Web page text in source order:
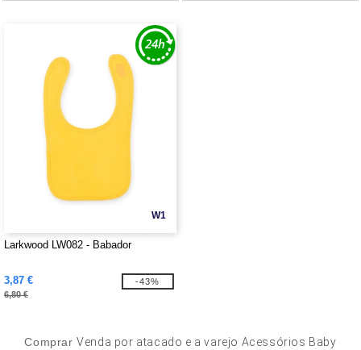
W1
Larkwood LW082 - Babador
3,87 €
6,80 €
-43%
ComprarVenda por atacado e a varejo Acessórios Baby